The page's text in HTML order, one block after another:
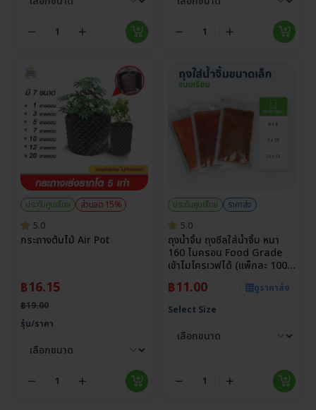
ประกันศูนย์ไทย
ส่วนลด 15%
5.0
กระถางต้นไม้ Air Pot
฿16.15
฿19.00
รุ่น/ราคา
ประกันศูนย์ไทย
ราคาส่ง
5.0
ถุงน้ำจิ้ม ถุงซีลใส่น้ำจิ้ม หนา
160 ไมครอน Food Grade
เข้าไมโครเวฟได้ (แพ็กละ 100
฿11.00
ดูราคาส่ง
Select Size